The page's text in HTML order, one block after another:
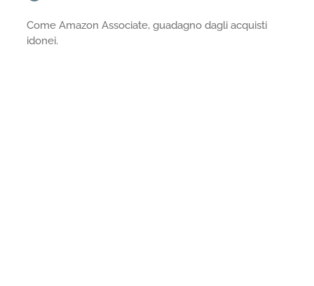
Come Amazon Associate, guadagno dagli acquisti
idonei.